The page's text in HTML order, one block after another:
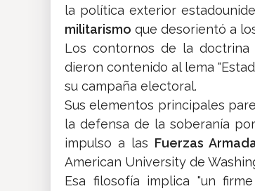
la política exterior
militarismo que desorientó a
Los contornos de la
dieron contenido al lema
su campaña electoral.
Sus elementos principales
la defensa de la soberanía
impulso a las Fuerzas
American University de
Esa filosofía implica "un